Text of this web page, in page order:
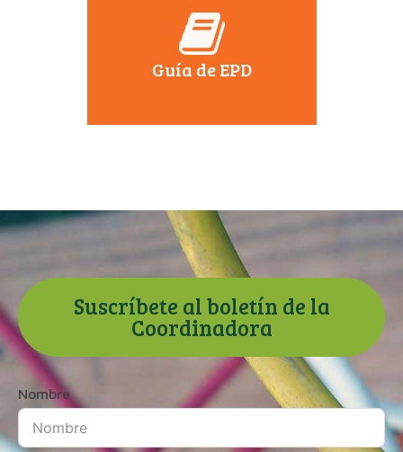
Guía de EPD
Suscríbete al boletín de la
Coordinadora
Nombre